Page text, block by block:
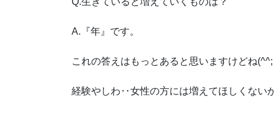
A.『年』です。
これの答えはもっとあると思いますけどね(^^;
経験やしわ‥女性の方には増えてほしくない